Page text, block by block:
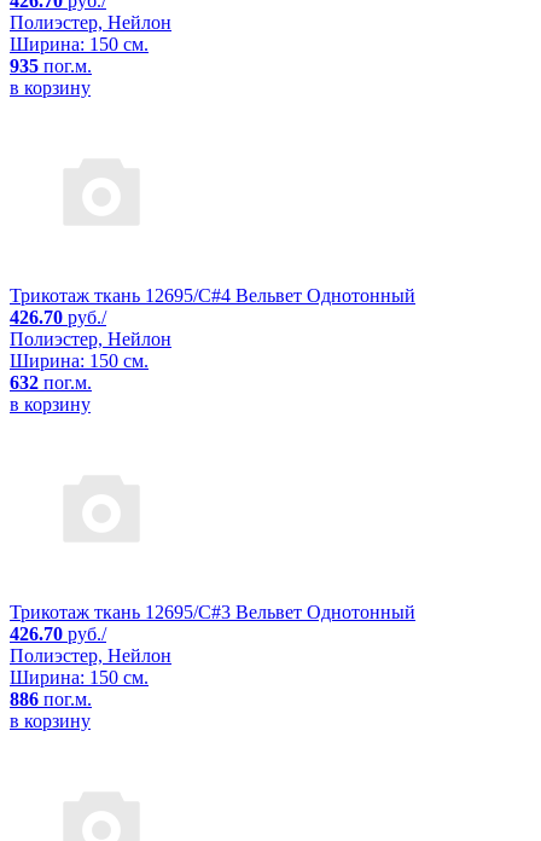
Полиэстер, Нейлон
Ширина: 150 см.
935 пог.м.
в корзину
Трикотаж ткань 12695/C#4 Вельвет Однотонный
426.70 руб./
Полиэстер, Нейлон
Ширина: 150 см.
632 пог.м.
в корзину
Трикотаж ткань 12695/C#3 Вельвет Однотонный
426.70 руб./
Полиэстер, Нейлон
Ширина: 150 см.
886 пог.м.
в корзину